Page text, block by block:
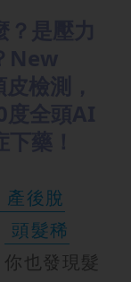
產後脫
頭髮稀
也發現髮